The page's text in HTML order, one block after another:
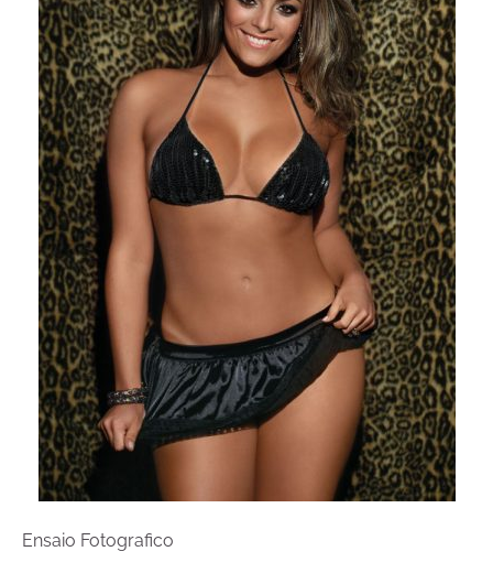
Ensaio Fotografico